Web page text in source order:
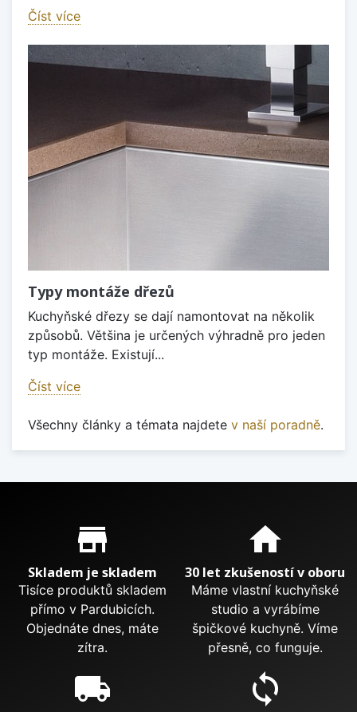
Číst více
Typy montáže dřezů
Kuchyňské dřezy se dají namontovat na několik
způsobů. Většina je určených výhradně pro jeden
typ montáže. Existují...
Číst více
Všechny články a témata najdete v naší poradně.
Proč nakupovat u nás?
store_mall_directory
Skladem je skladem
Tisíce produktů skladem
přímo v Pardubicích.
Objednáte dnes, máte
zítra.
home
30 let zkušeností v oboru
Máme vlastní kuchyňské
studio a vyrábíme
špičkové kuchyně. Víme
přesně, co funguje.
local_shipping sync